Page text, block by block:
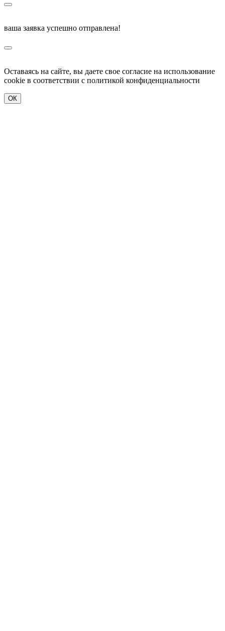
ваша заявка успешно отправлена!
Оставаясь на сайте, вы даете свое согласие на использование
cookie в соответствии c политикой конфиденциальности
ОК